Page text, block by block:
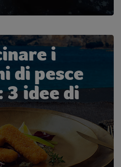
i
di pesce
idee di